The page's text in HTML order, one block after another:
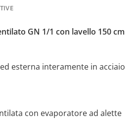
GN 1/1 con lavello 150 cm
esterna interamente in acciaio
con evaporatore ad alette